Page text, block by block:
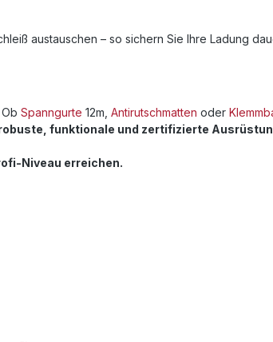
austauschen – so sichern Sie Ihre Ladung
Spanngurte 12m, Antirutschmatten oder
funktionale und zertifizierte
Niveau erreichen.